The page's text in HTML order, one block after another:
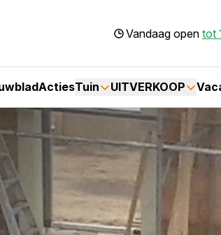
Vandaag open tot
ActiesTuin UITVERKOOP